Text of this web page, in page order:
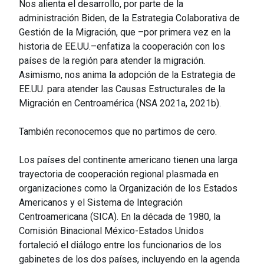
Nos alienta el desarrollo, por parte de la
administración Biden, de la Estrategia Colaborativa de
Gestión de la Migración, que –por primera vez en la
historia de EE.UU.–enfatiza la cooperación con los
países de la región para atender la migración.
Asimismo, nos anima la adopción de la Estrategia de
EE.UU. para atender las Causas Estructurales de la
Migración en Centroamérica (NSA 2021a, 2021b).
También reconocemos que no partimos de cero.
Los países del continente americano tienen una larga
trayectoria de cooperación regional plasmada en
organizaciones como la Organización de los Estados
Americanos y el Sistema de Integración
Centroamericana (SICA). En la década de 1980, la
Comisión Binacional México-Estados Unidos
fortaleció el diálogo entre los funcionarios de los
gabinetes de los dos países, incluyendo en la agenda